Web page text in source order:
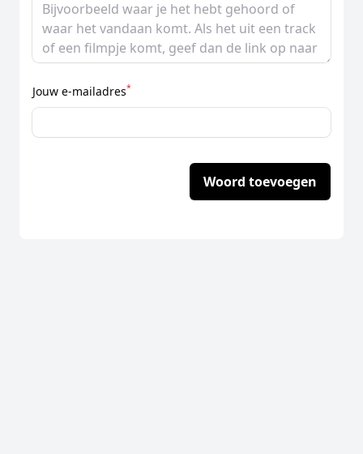
Jouw e-mailadres*
Woord toevoegen